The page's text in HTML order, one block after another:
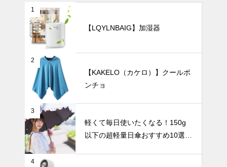
晴雨兼用】
親子の朝食が
もっと楽しく
なる、 おし
ゃれでかわい
い食器7選。
UV・雨対策
紫外線対策も
可愛くおしゃ
れに！フェミ
ニンな日傘お
インテリア小物
1
【LQYLNBAIG】加湿器
2
【KAKELO（カケロ）】クールポ
ンチョ
3
軽くて毎日使いたくなる！150g
以下の超軽量日傘おすすめ10選
4